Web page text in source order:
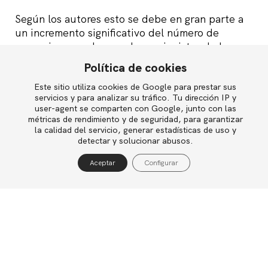
English
Política de privacidad
Política de cookies
Según los autores esto se debe en gran parte a
un incremento significativo del número de
operaciones en las que los accionistas de la
empresa adquirida reciben dinero por sus
acciones -cash deals-, tradicionalmente mejor
acogidas que aquellas en las que son retribuidos
en acciones -stock deals-. De todas formas,
tiene que haber algo más, ya que ambos tipos
de operaciones vienen demostrando en los
últimos años un comportamiento mucho mejor
que durante la anterior etapa de expansión.
Política de cookies
Este sitio utiliza cookies de Google para prestar sus
servicios y para analizar su tráfico. Tu dirección IP y
user-agent se comparten con Google, junto con las
métricas de rendimiento y de seguridad, para garantizar
la calidad del servicio, generar estadísticas de uso y
detectar y solucionar abusos.
Aceptar Configurar